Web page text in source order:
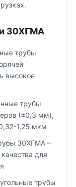
30ХГМА
трубы
высокое
трубы
(±0,3 мм),
1,25 мкм
30ХГМА –
для
трубы